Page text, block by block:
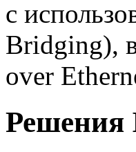
с
Bridging),
over
Решения